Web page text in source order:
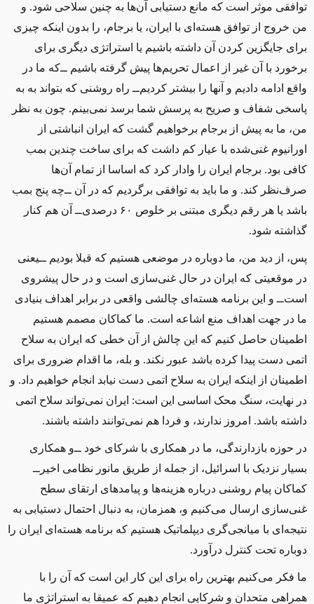
توافقی موثر است که مانع دستیابی آن‌ها به چنین سلاحی شود. و
من خروج از توافق هسته‌ای با ایران، یا برجام، را بدون اینکه چیزی
برای جایگزین کردن آن داشته باشیم یا استراتژی دیگری برای
برخورد با آن غیر از اعمال تحریم‌ها ‌پیش گرفته باشیم ــ‌که ما در
واقع ادامه دادیم و آنها را بیشتر کردیم‌ــ‌ راه روشنی که بتواند به به
پاسخی شفاف و صریح به پرسش شما برسد نمی‌بینم. چون به نظر
من، ما به پیش از برجام برخواهیم گشت که ایران انباشتی از
اورانیوم غنی‌شده با عیار کم داشت که برای ساخت چندین بمب
کافی بود. برجام ایران را وادار کرد که اساسا از تمام آن‌ها
صرف‌نظر کند. و ما باید به توافقی برگردیم که در آن ‌ــ‌چه پنج بمب
باشد یا هر رقم دیگری مبتنی بر خلوص ۶۰ درصدی‌ــ‌ آن هم کنار
گذاشته شود.
پس، از دید من، ما دوباره در موضعی هستیم که قبلا بودیم ‌ــیعنی
در موقعیتی که ایران در حال غنی‌سازی است و در حال پیشروی
است‌ــ‌ و این برنامه هسته‌ای چالشی واقعی در برابر اهداف بنیادی
ما در جهت اهداف منع اشاعه است. ما کماکان مصمم هستیم
اطمینان حاصل کنیم که این چالش از آن خطی که ایران به سلاح
اتمی دست پیدا کرده باشد عبور نکند. و بله، ما اقدام ضروری برای
اطمینان از اینکه ایران به سلاح اتمی دست نیابد انجام خواهیم داد. و
در نهایت، سنگ محک اساسی این است: ایران نمی‌تواند سلاح اتمی
داشته باشد. امروز ندارند، و فردا هم نمی‌توانند داشته باشند.
در حوزه بازدارندگی، ما در همکاری با شرکای خود ‌ــ‌و همکاری
بسیار نزدیک با اسرائیل، از جمله از طریق مانور نظامی اخیر‌ــ‌
کماکان پیام روشنی درباره هزینه‌ها و پیامدهای ارتقای سطح
غنی‌سازی ارسال می‌کنیم و، همزمان، به دنبال احتمال دستیابی به
نتیجه‌ای با میانجی‌گری دیپلماتیک هستیم که برنامه هسته‌ای ایران را
دوباره تحت کنترل درآورد.
ما فکر می‌کنیم بهترین راه برای این کار این است که آن را با
همراهی متحدان و شرکایی انجام دهیم که عمیقا به استراتژی ما